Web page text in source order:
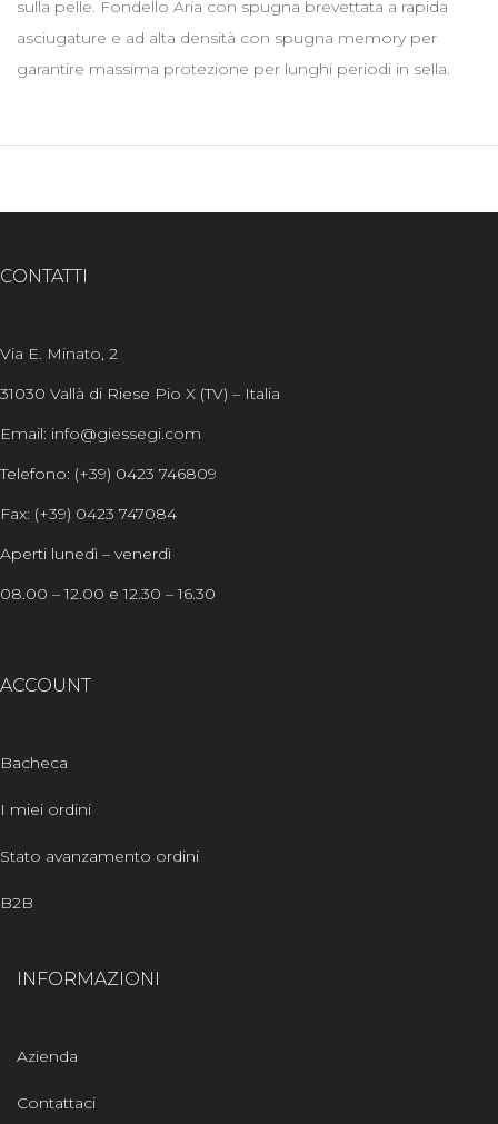
sulla pelle. Fondello Aria con spugna brevettata a rapida
asciugature e ad alta densità con spugna memory per
garantire massima protezione per lunghi periodi in sella.
CONTATTI
Via E. Minato, 2
31030 Vallà di Riese Pio X (TV) – Italia
Email: info@giessegi.com
Telefono: (+39) 0423 746809
Fax: (+39) 0423 747084
Aperti lunedì – venerdì
08.00 – 12.00 e 12.30 – 16.30
ACCOUNT
Bacheca
I miei ordini
Stato avanzamento ordini
B2B
INFORMAZIONI
Azienda
Contattaci